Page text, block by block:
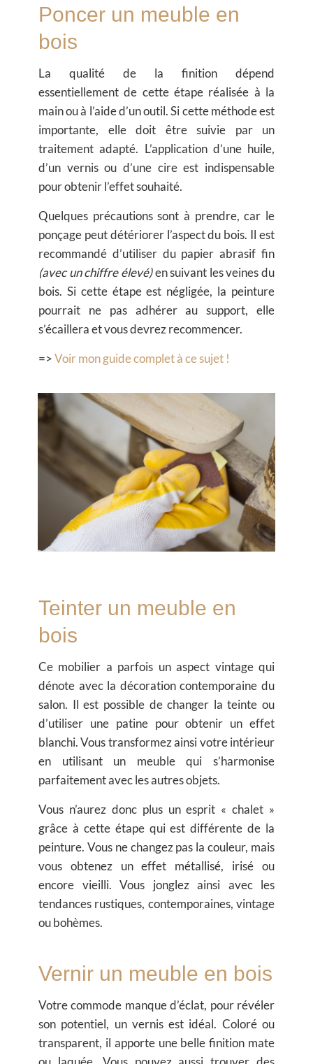
Poncer un meuble en
bois
La qualité de la finition dépend
essentiellement de cette étape réalisée à la
main ou à l’aide d’un outil. Si cette méthode est
importante, elle doit être suivie par un
traitement adapté. L’application d’une huile,
d’un vernis ou d’une cire est indispensable
pour obtenir l’effet souhaité.
Quelques précautions sont à prendre, car le
ponçage peut détériorer l’aspect du bois. Il est
recommandé d’utiliser du papier abrasif fin
(avec un chiffre élevé)en suivant les veines du
bois. Si cette étape est négligée, la peinture
pourrait ne pas adhérer au support, elle
s’écaillera et vous devrez recommencer.
=>Voir mon guide complet à ce sujet !
Teinter un meuble en
bois
Ce mobilier a parfois un aspect vintage qui
dénote avec la décoration contemporaine du
salon. Il est possible de changer la teinte ou
d’utiliser une patine pour obtenir un effet
blanchi. Vous transformez ainsi votre intérieur
en utilisant un meuble qui s’harmonise
parfaitement avec les autres objets.
Vous n’aurez donc plus un esprit « chalet »
grâce à cette étape qui est différente de la
peinture. Vous ne changez pas la couleur, mais
vous obtenez un effet métallisé, irisé ou
encore vieilli. Vous jonglez ainsi avec les
tendances rustiques, contemporaines, vintage
ou bohèmes.
Vernir un meuble en bois
Votre commode manque d’éclat, pour révéler
son potentiel, un vernis est idéal. Coloré ou
transparent, il apporte une belle finition mate